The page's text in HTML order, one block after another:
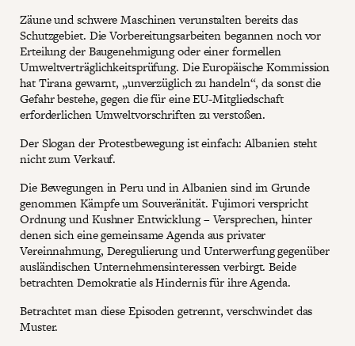
Zäune und schwere Maschinen verunstalten bereits das
Schutzgebiet. Die Vorbereitungsarbeiten begannen noch vor
Erteilung der Baugenehmigung oder einer formellen
Umweltverträglichkeitsprüfung. Die Europäische Kommission
hat Tirana gewarnt, „unverzüglich zu handeln“, da sonst die
Gefahr bestehe, gegen die für eine EU-Mitgliedschaft
erforderlichen Umweltvorschriften zu verstoßen.
Der Slogan der Protestbewegung ist einfach: Albanien steht
nicht zum Verkauf.
Die Bewegungen in Peru und in Albanien sind im Grunde
genommen Kämpfe um Souveränität. Fujimori verspricht
Ordnung und Kushner Entwicklung – Versprechen, hinter
denen sich eine gemeinsame Agenda aus privater
Vereinnahmung, Deregulierung und Unterwerfung gegenüber
ausländischen Unternehmensinteressen verbirgt. Beide
betrachten Demokratie als Hindernis für ihre Agenda.
Betrachtet man diese Episoden getrennt, verschwindet das
Muster.